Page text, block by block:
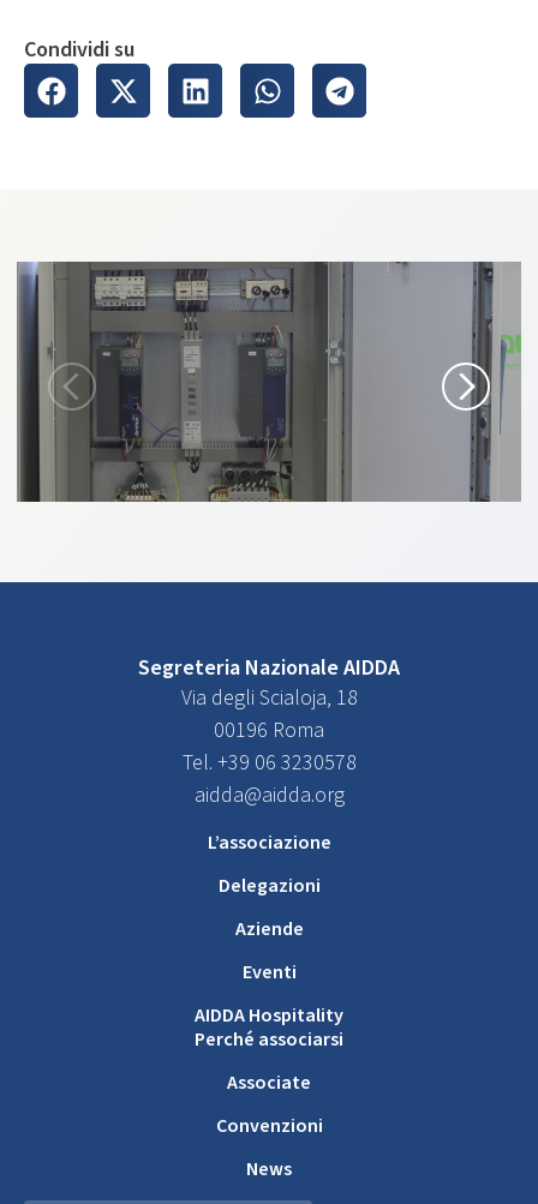
Condividi su
Segreteria Nazionale AIDDA
Via degli Scialoja, 18
00196 Roma
Tel. +39 06 3230578
aidda@aidda.org
L’associazione
Delegazioni
Aziende
Eventi
AIDDA Hospitality
Perché associarsi
Associate
Convenzioni
News